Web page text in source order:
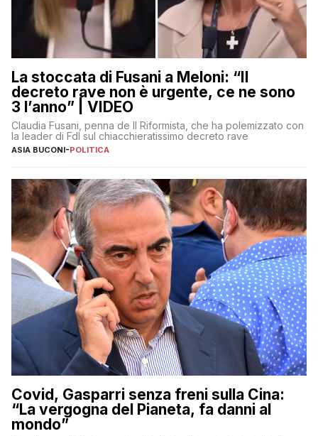
La stoccata di Fusani a Meloni: “Il
decreto rave non è urgente, ce ne sono
3 l’anno” | VIDEO
Claudia Fusani, penna de Il Riformista, che ha polemizzato con
la leader di FdI sul chiacchieratissimo decreto rave
ASIA BUCONI-POLITICA
Covid, Gasparri senza freni sulla Cina:
“La vergogna del Pianeta, fa danni al
mondo”